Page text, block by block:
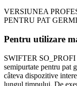
VERSIUNEA
PENTRU PAT
Pentru utilizare
SWIFTER SO_PROFI
semipurtate pentru pat
câteva dispozitive
lungul timpului. De